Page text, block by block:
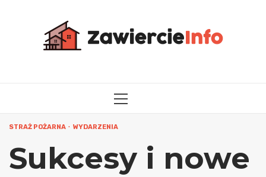
MENU
STRAŻ POŻARNA WYDARZENIA
Sukcesy i nowe